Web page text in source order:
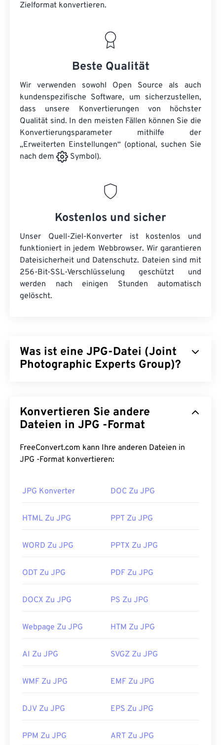
Zielformat konvertieren.
Beste Qualität
Wir verwenden sowohl Open Source als auch
kundenspezifische Software, um sicherzustellen,
dass unsere Konvertierungen von höchster
Qualität sind. In den meisten Fällen können Sie die
Konvertierungsparameter mithilfe der
„Erweiterten Einstellungen“ (optional, suchen Sie
nach dem
Symbol).
Kostenlos und sicher
Unser Quell-Ziel-Konverter ist kostenlos und
funktioniert in jedem Webbrowser. Wir garantieren
Dateisicherheit und Datenschutz. Dateien sind mit
256-Bit-SSL-Verschlüsselung geschützt und
werden nach einigen Stunden automatisch
gelöscht.
Was ist eine JPG-Datei (Joint
Photographic Experts Group)?
mithilfe eines Algorithmus komprimiert. Die hohe
Komprimierung von JPG ist der Grund für seine
Größe eignen sich JPG-Dateien hervorragend für
den Transport im Internet und die Verwendung auf
reduzieren!
benötigen, können Sie
JPG in WebP konvertieren,
Dateiformat.
Wie öffnet man eine JPG-Datei?
erkennen und können JPG-Dateien öffnen. Ein
in der Regel in Ihrem Standard-Bildbetrachter,
Anwendung zum Öffnen der Datei auszuwählen,
Chrome
, Microsoft-Anwendungen wie
Ändern der Größe von JPEG-Bildern unser Tool
Konvertieren Sie andere
Dateien in JPG -Format
FreeConvert.com kann Ihre anderen Dateien in
JPG -Format konvertieren:
JPG Konverter DOC Zu JPG
HTML Zu JPG PPT Zu JPG
WORD Zu JPG PPTX Zu JPG
ODT Zu JPG PDF Zu JPG
DOCX Zu JPG PS Zu JPG
Webpage Zu JPG HTM Zu JPG
AI Zu JPG SVGZ Zu JPG
WMF Zu JPG EMF Zu JPG
DJV Zu JPG EPS Zu JPG
PPM Zu JPG ART Zu JPG